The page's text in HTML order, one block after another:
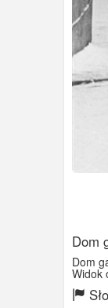
Dom
Dom
Widok